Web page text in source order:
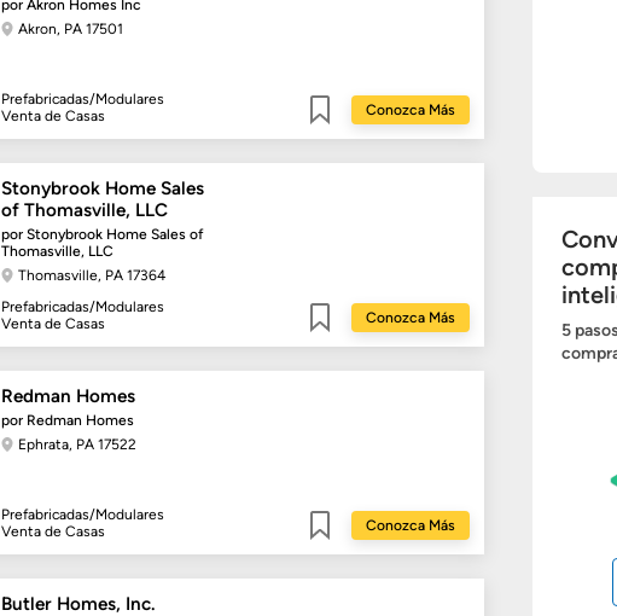
por Akron Homes Inc
Akron, PA 17501
Prefabricadas/Modulares
Venta de Casas
Conozca Más
Stonybrook Home Sales
of Thomasville, LLC
por Stonybrook Home Sales of
Thomasville, LLC
Thomasville, PA 17364
Prefabricadas/Modulares
Venta de Casas
Conozca Más
Redman Homes
por Redman Homes
Ephrata, PA 17522
Prefabricadas/Modulares
Venta de Casas
Conozca Más
Butler Homes, Inc.
5